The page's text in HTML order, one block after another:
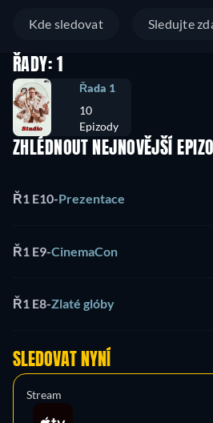
Kde sledovat Sledujte
ŘADY: 1
Řada 1
10
Epizody
ZHLÉDNOUT NEJNOVĚJŠÍ
Ř1 E10-Prezentace
Ř1 E9-CinemaCon
Ř1 E8-Zlaté glóby
SLEDOVAT NYNÍ
Stream